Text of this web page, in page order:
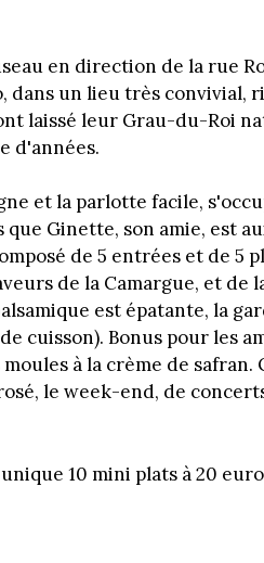
en direction de la rue
dans un lieu très convivial,
laissé leur Grau-du-Roi
d'années.
et la parlotte facile,
Ginette, son amie, est
de 5 entrées et de 5
de la Camargue, et de
est épatante, la
cuisson). Bonus pour les
à la crème de safran.
le week-end, de
10 mini plats à 20